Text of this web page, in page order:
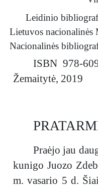
yra
Leidinio
Lietuvos
Nacionalinės
ISBN 978-
Žemaitytė, 2019
Praėjo jau
kunigo Juozo
m. vasario 5 d.